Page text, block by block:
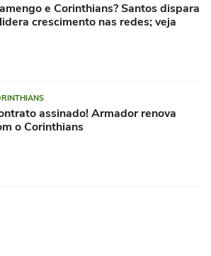
e Corinthians? Santos dispara
crescimento nas redes; veja
assinado! Armador renova
o Corinthians